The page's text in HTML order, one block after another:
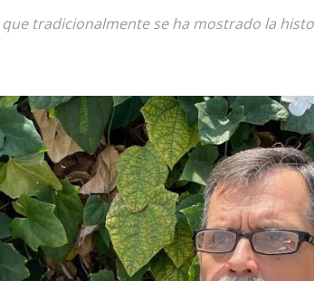
que tradicionalmente se ha mostrado la